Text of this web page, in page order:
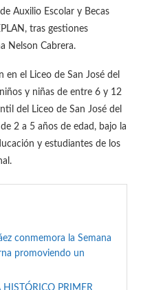
Auxilio Escolar y Becas
tras gestiones
Nelson Cabrera.
el Liceo de San José del
y niñas de entre 6 y 12
del Liceo de San José del
2 a 5 años de edad, bajo la
y estudiantes de los
conmemora la Semana
promoviendo un
HISTÓRICO PRIMER